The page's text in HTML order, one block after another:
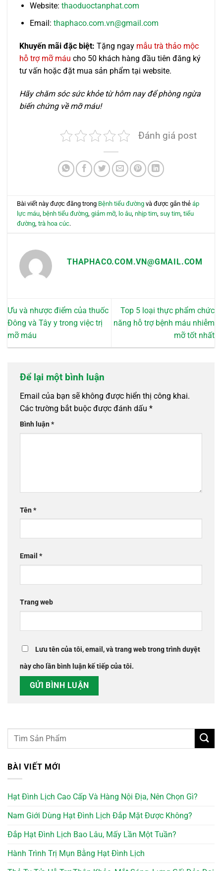
Website: thaoduoctanphat.com
Email: thaphaco.com.vn@gmail.com
Khuyến mãi đặc biệt: Tặng ngay mẫu trà thảo mộc
hỗ trợ mỡ máu cho 50 khách hàng đầu tiên đăng ký
tư vấn hoặc đặt mua sản phẩm tại website.
Hãy chăm sóc sức khỏe từ hôm nay để phòng ngừa
biến chứng về mỡ máu!
Đánh giá post
Bài viết này được đăng trong Bệnh tiểu đường và được gắn thẻáp
lực máu, bệnh tiểu đường,giảm mỡ, lo âu,nhịp tim,suy tim,tiểu
đường,trà hoa cúc.
THAPHACO.COM.VN@GMAIL.COM
Ưu và nhược điểm của thuốc
Đông và Tây y trong việc trị
mỡ máu
Top 5 loại thực phẩm chức
năng hỗ trợ bệnh máu nhiễm
mỡ tốt nhất
Để lại một bình luận
Email của bạn sẽ không được hiển thị công khai.
Các trường bắt buộc được đánh dấu *
Bình luận*
Tên*
Email *
Trang web
Lưu tên của tôi, email, và trang web trong trình duyệt
này cho lần bình luận kế tiếp của tôi.
BÀI VIẾT MỚI
Hạt Đình Lịch Cao Cấp Và Hàng Nội Địa, Nên Chọn Gì?
Nam Giới Dùng Hạt Đình Lịch Đắp Mặt Được Không?
Đắp Hạt Đình Lịch Bao Lâu, Mấy Lần Một Tuần?
Hành Trình Trị Mụn Bằng Hạt Đình Lịch